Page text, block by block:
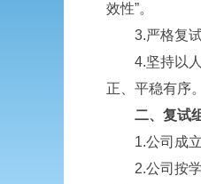
效性”。
3.严格复试过
4.坚持以人
正、平稳有序。
二、复试
1.公司成立
2.公司按学